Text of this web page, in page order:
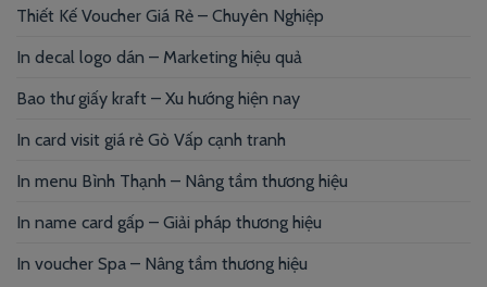
Thiết Kế Voucher Giá Rẻ – Chuyên Nghiệp
In decal logo dán – Marketing hiệu quả
Bao thư giấy kraft – Xu hướng hiện nay
In card visit giá rẻ Gò Vấp cạnh tranh
In menu Bình Thạnh – Nâng tầm thương hiệu
In name card gấp – Giải pháp thương hiệu
In voucher Spa – Nâng tầm thương hiệu